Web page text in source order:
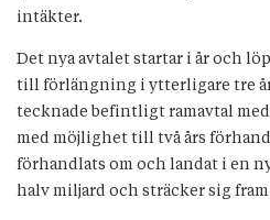
intäkter.
Det nya avtalet startar i år och
till förlängning i ytterligare tre
tecknade befintligt ramavtal med
med möjlighet till två års
förhandlats om och landat i en
halv miljard och sträcker sig